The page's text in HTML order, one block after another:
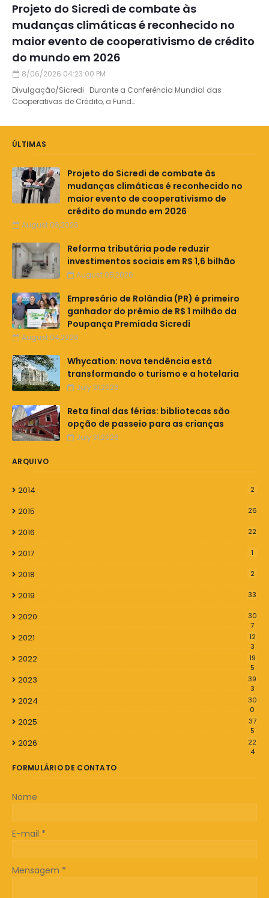
Projeto do Sicredi de combate às
mudanças climáticas é reconhecido no
maior evento de cooperativismo de crédito
do mundo em 2026
8/06/2026 04:23:00 PM
Divulgação/Sicredi Durante a Conferência Mundial das
Cooperativas de Crédito, a Fund…
ÚLTIMAS
Projeto do Sicredi de combate às
mudanças climáticas é reconhecido no
maior evento de cooperativismo de
crédito do mundo em 2026
August 06,2026
Reforma tributária pode reduzir
investimentos sociais em R$ 1,6 bilhão
August 05,2026
Empresário de Rolândia (PR) é primeiro
ganhador do prêmio de R$ 1 milhão da
Poupança Premiada Sicredi
August 04,2026
Whycation: nova tendência está
transformando o turismo e a hotelaria
July 31,2026
Reta final das férias: bibliotecas são
opção de passeio para as crianças
July 31,2026
ARQUIVO
2014 2
2015 26
2016 22
2017 1
2018 2
2019 33
2020
30
7
2021
12
3
2022
19
5
2023
39
3
2024
30
0
2025
37
5
2026
22
4
FORMULÁRIO DE CONTATO
Nome
E-mail *
Mensagem *